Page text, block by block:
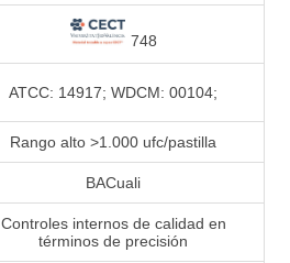
748
ATCC: 14917; WDCM: 00104;
Rango alto >1.000 ufc/pastilla
BACuali
Controles internos de calidad en
términos de precisión